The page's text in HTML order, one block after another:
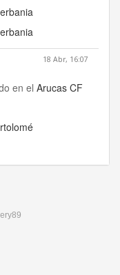
18 Abr, 16:07
en el Arucas CF